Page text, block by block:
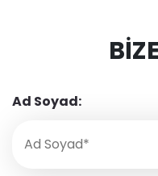
Ad Soyad: